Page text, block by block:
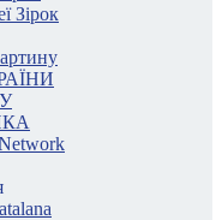
Зірок